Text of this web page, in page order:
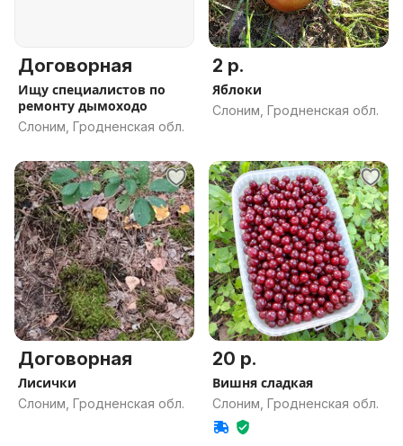
Договорная
Ищу специалистов по
ремонту дымоходо
Слоним, Гродненская обл.
2 р.
Яблоки
Слоним, Гродненская обл.
Договорная
Лисички
Слоним, Гродненская обл.
20 р.
Вишня сладкая
Слоним, Гродненская обл.